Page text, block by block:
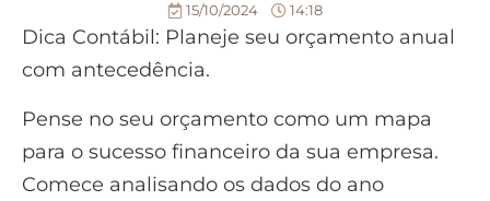
15/10/2024 14:18
Dica Contábil: Planeje seu orçamento anual
com antecedência.
Pense no seu orçamento como um mapa
para o sucesso financeiro da sua empresa.
Comece analisando os dados do ano